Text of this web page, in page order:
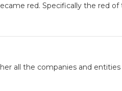
red. Specifically the red
all the companies and